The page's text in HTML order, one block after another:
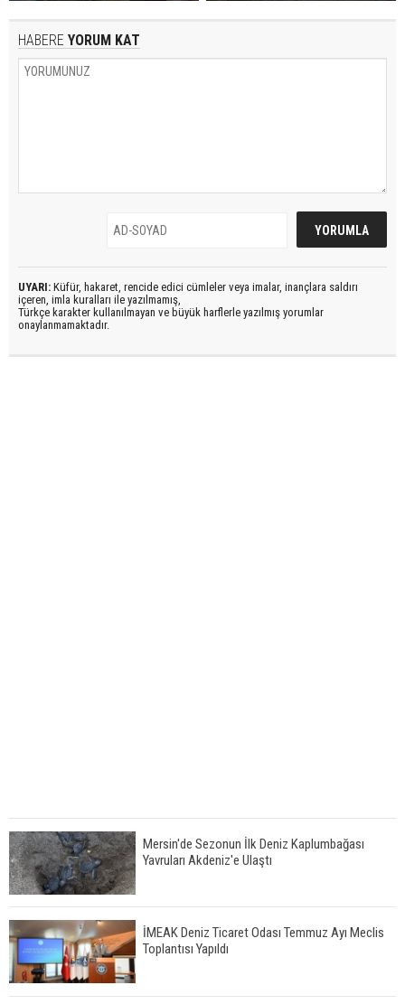
HABERE YORUM KAT
UYARI: Küfür, hakaret, rencide edici cümleler veya imalar, inançlara saldırı
içeren, imla kuralları ile yazılmamış,
Türkçe karakter kullanılmayan ve büyük harflerle yazılmış yorumlar
onaylanmamaktadır.
Mersin'de Sezonun İlk Deniz Kaplumbağası
Yavruları Akdeniz'e Ulaştı
İMEAK Deniz Ticaret Odası Temmuz Ayı Meclis
Toplantısı Yapıldı